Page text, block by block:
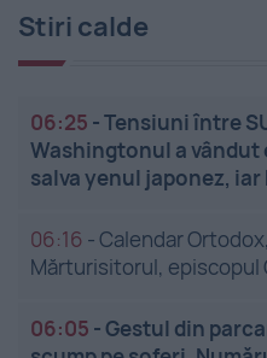
Stiri calde
06:25 -Tensiuni între
Washingtonul a
salva yenul japonez,
06:16 -Calendar
Mărturisitorul, episcopul
06:05 -Gestul din